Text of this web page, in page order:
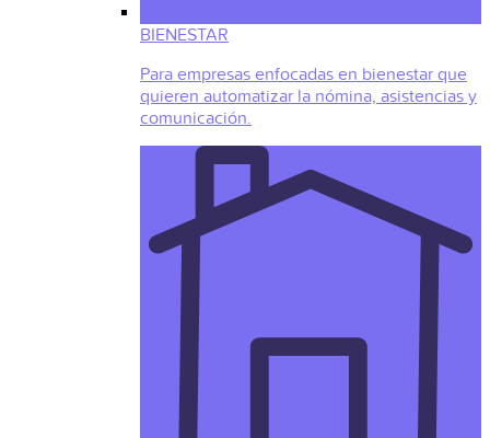
BIENESTAR
Para empresas enfocadas en bienestar que
quieren automatizar la nómina, asistencias y
comunicación.